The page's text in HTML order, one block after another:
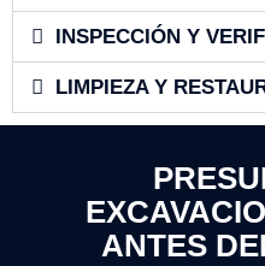
INSPECCIÓN Y
LIMPIEZA Y
ANTES